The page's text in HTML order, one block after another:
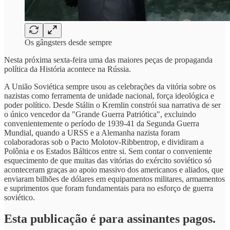
Os gângsters desde sempre
Nesta próxima sexta-feira uma das maiores peças de propaganda
política da História acontece na Rússia.
A União Soviética sempre usou as celebrações da vitória sobre os
nazistas como ferramenta de unidade nacional, força ideológica e
poder político. Desde Stálin o Kremlin constrói sua narrativa de ser
o único vencedor da "Grande Guerra Patriótica", excluindo
convenientemente o período de 1939-41 da Segunda Guerra
Mundial, quando a URSS e a Alemanha nazista foram
colaboradoras sob o Pacto Molotov-Ribbentrop, e dividiram a
Polônia e os Estados Bálticos entre si. Sem contar o conveniente
esquecimento de que muitas das vitórias do exército soviético só
aconteceram graças ao apoio massivo dos americanos e aliados, que
enviaram bilhões de dólares em equipamentos militares, armamentos
e suprimentos que foram fundamentais para no esforço de guerra
soviético.
Esta publicação é para assinantes pagos.